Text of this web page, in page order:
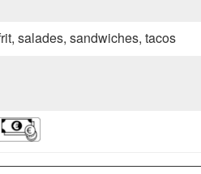
salades, sandwiches, tacos